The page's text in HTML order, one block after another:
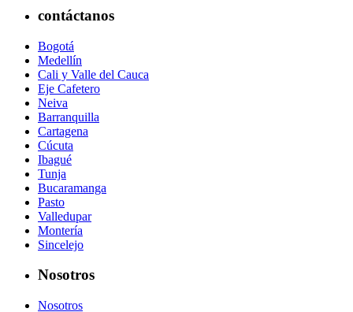
contáctanos
Bogotá
Medellín
Cali y Valle del Cauca
Eje Cafetero
Neiva
Barranquilla
Cartagena
Cúcuta
Ibagué
Tunja
Bucaramanga
Pasto
Valledupar
Montería
Sincelejo
Nosotros
Nosotros